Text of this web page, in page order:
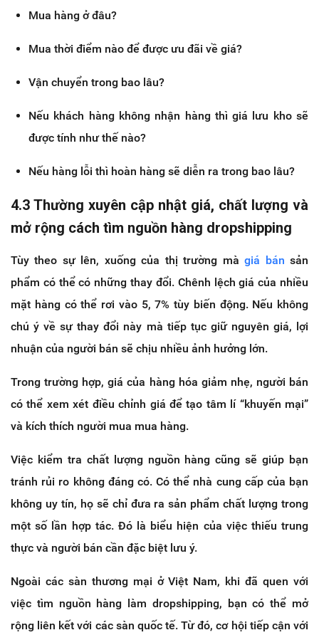
Mua hàng ở đâu?
Mua thời điểm nào để được ưu đãi về giá?
Vận chuyển trong bao lâu?
Nếu khách hàng không nhận hàng thì giá lưu kho sẽ
được tính như thế nào?
Nếu hàng lỗi thì hoàn hàng sẽ diễn ra trong bao lâu?
4.3 Thường xuyên cập nhật giá, chất lượng và
mở rộng cách tìm nguồn hàng dropshipping
Tùy theo sự lên, xuống của thị trường màgiá bán sản
phẩm có thể có những thay đổi. Chênh lệch giá của nhiều
mặt hàng có thể rơi vào 5, 7% tùy biến động. Nếu không
chú ý về sự thay đổi này mà tiếp tục giữ nguyên giá, lợi
nhuận của người bán sẽ chịu nhiều ảnh hưởng lớn.
Trong trường hợp, giá của hàng hóa giảm nhẹ, người bán
có thể xem xét điều chỉnh giá để tạo tâm lí “khuyến mại”
và kích thích người mua mua hàng.
Việc kiểm tra chất lượng nguồn hàng cũng sẽ giúp bạn
tránh rủi ro không đáng có. Có thể nhà cung cấp của bạn
không uy tín, họ sẽ chỉ đưa ra sản phẩm chất lượng trong
một số lần hợp tác. Đó là biểu hiện của việc thiếu trung
thực và người bán cần đặc biệt lưu ý.
Ngoài các sàn thương mại ở Việt Nam, khi đã quen với
việc tìm nguồn hàng làm dropshipping, bạn có thể mở
rộng liên kết với các sàn quốc tế. Từ đó, cơ hội tiếp cận với